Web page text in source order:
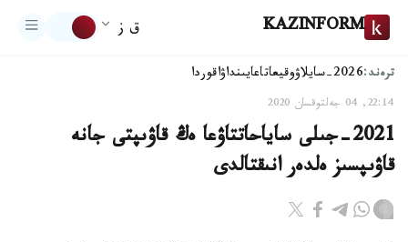
KAZINFORM ق ز
ترەند:2026-سايلاۋ وقيعاتاعايىنداۋاقوردا
22:14, 04 جەلتوقسان 2020
2021-جىلى ساياحاتتاۋعا ەڭ قاۋىپتى جانە
قاۋىپسىز ەلدەر انىقتالدى